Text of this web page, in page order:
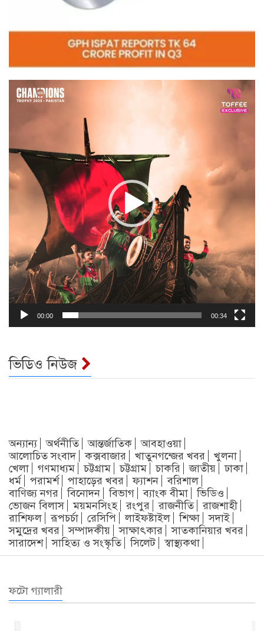
Video
Player
00:00 00:34
ভিডিও নিউজ
অন্যান্য অর্থনীতি আন্তর্জাতিক
আবহাওয়া
আলোচিত সংবাদ
কক্সবাজার খাতুনগন্জের খবর
খুলনা
খেলা
গণমাধ্যম চট্টগ্রাম চট্টগ্রাম চাকরি জাতীয়
ঢাকা
ধর্ম
পরামর্শ পাহাড়ের খবর ফ্যাশন
বরিশাল
বাণিজ্য নগর
বিনোদন বিভাগ ব্যাংক বীমা
ভিডিও
ভোজন বিলাস
ময়মনসিংহ রংপুর রাজনীতি
রাজশাহী
রাশিফল
রূপচর্চা রেসিপি লাইফষ্টাইল শিক্ষা
সদাই
সমুদ্রের খবর
সম্পাদকীয় সাক্ষাৎকার
সাতকানিয়ার খবর
সারাদেশ
সাহিত্য ও সংস্কৃতি সিলেট স্বাস্থ্যকথা
ফটো গ্যালারী